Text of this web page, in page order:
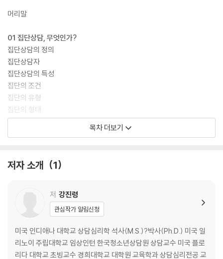
머리말
01 집단상담, 무엇인가?
집단상담의 정의
집단상담자
집단상담의 특성
집단의 조건
집단의 유형
집단의 형태
집단상담의 강점과 한계
02 집단의 치유력, 어떤 힘이 작용하는가?
집단의 치유요인
다른 임상가들이 주장한 집단의 치유요인
―수업활동
―복습문제
목차 더보기
저자 소개 1
저 강진령
관심작가 알림신청
미국 인디애나 대학교 상담심리학 석사(M.S.)?박사(Ph.D.) 미국 일
리노이 주립대학교 임상인턴 한국청소년상담원 상담교수 미국 플로
리다 대학교 초빙교수 경희대학교 대학원 교육학과 상담심리전공 교